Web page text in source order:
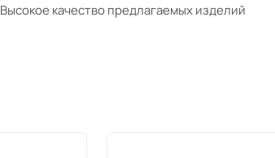
Высокое качество предлагаемых изделий